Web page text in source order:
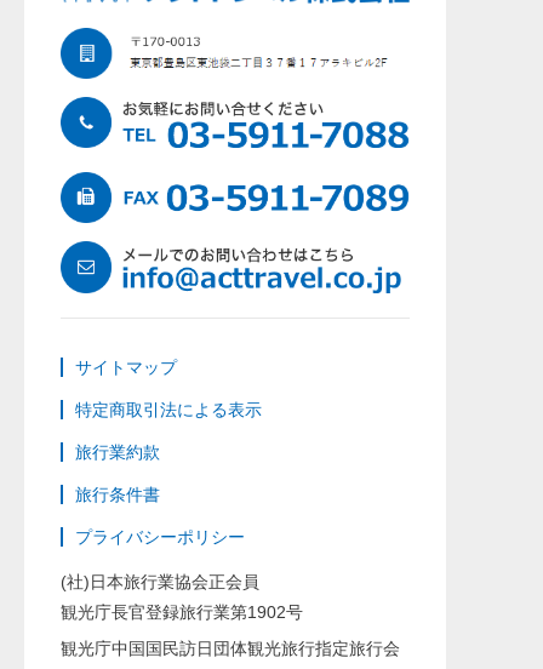
サイトマップ
特定商取引法による表示
旅行業約款
旅行条件書
プライバシーポリシー
(社)日本旅行業協会正会員
観光庁長官登録旅行業第1902号
観光庁中国国民訪日団体観光旅行指定旅行会